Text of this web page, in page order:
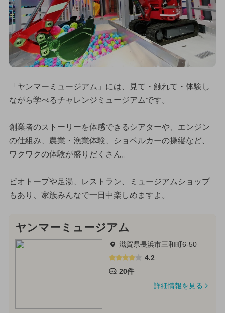
「ヤンマーミュージアム」には、見て・触れて・体験し
ながら学べるチャレンジミュージアムです。
創業者のストーリーを体感できるシアターや、エンジン
の仕組み、農業・漁業体験、ショベルカーの操縦など、
ワクワクの体験が盛りだくさん。
ビオトープや足湯、レストラン、ミュージアムショップ
もあり、家族みんなで一日中楽しめますよ。
ヤンマーミュージアム
滋賀県長浜市三和町6-50
4.2
20件
詳細情報を見る